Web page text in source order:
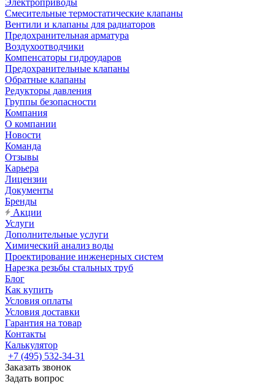
Электроприводы
Смесительные термостатические клапаны
Вентили и клапаны для радиаторов
Предохранительная арматура
Воздухоотводчики
Компенсаторы гидроударов
Предохранительные клапаны
Обратные клапаны
Редукторы давления
Группы безопасности
Компания
О компании
Новости
Команда
Отзывы
Карьера
Лицензии
Документы
Бренды
Акции
Услуги
Дополнительные услуги
Химический анализ воды
Проектирование инженерных систем
Нарезка резьбы стальных труб
Блог
Как купить
Условия оплаты
Условия доставки
Гарантия на товар
Контакты
Калькулятор
+7 (495) 532‑34‑31
Заказать звонок
Задать вопрос